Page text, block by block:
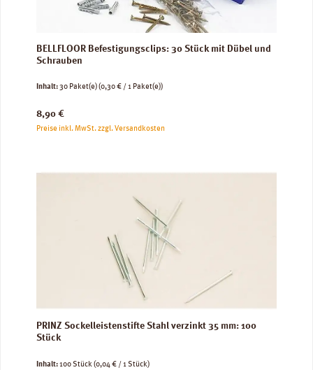
BELLFLOOR Befestigungsclips: 30 Stück mit Dübel und
Schrauben
Inhalt:30 Paket(e)(0,30 € / 1 Paket(e))
Regulärer Preis:
8,90 €
Preise inkl. MwSt. zzgl. Versandkosten
PRINZ Sockelleistenstifte Stahl verzinkt 35 mm: 100
Stück
Inhalt:100 Stück(0,04 € / 1 Stück)